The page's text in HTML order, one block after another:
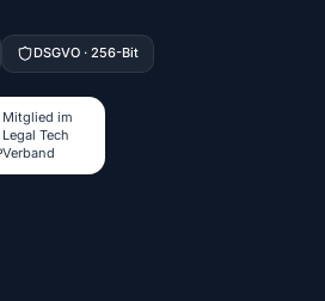
DSGVO · 256-Bit
Mitglied im
Legal Tech
Verband